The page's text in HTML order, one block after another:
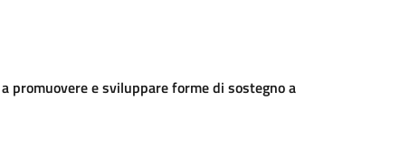
promuovere e sviluppare forme di sostegno a